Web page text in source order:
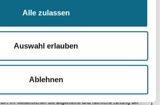
Alle zulassen
Auswahl erlauben
Ablehnen